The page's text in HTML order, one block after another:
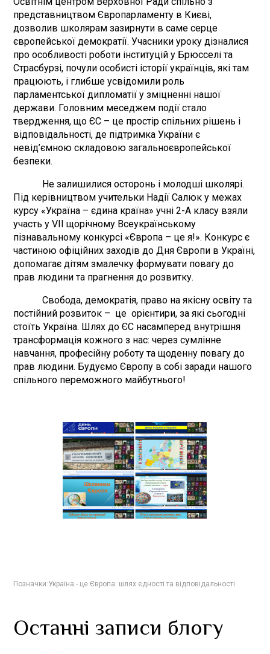
представництвом Європарламенту в Києві,
дозволив школярам зазирнути в саме серце
європейської демократії. Учасники уроку дізналися
про особливості роботи інституцій у Брюсселі та
Страсбурзі, почули особисті історії українців, які там
працюють, і глибше усвідомили роль
парламентської дипломатії у зміцненні нашої
держави. Головним меседжем події стало
твердження, що ЄС – це простір спільних рішень і
відповідальності, де підтримка України є
невід’ємною складовою загальноєвропейської
безпеки.
Не залишилися осторонь і молодші школярі.
Під керівництвом учительки Надії Салюк у межах
курсу «Україна – єдина країна» учні 2-А класу взяли
участь у VII щорічному Всеукраїнському
пізнавальному конкурсі «Європа – це я!». Конкурс є
частиною офіційних заходів до Дня Європи в Україні,
допомагає дітям змалечку формувати повагу до
прав людини та прагнення до розвитку.
Свобода, демократія, право на якісну освіту та
постійний розвиток – це орієнтири, за які сьогодні
стоїть Україна. Шлях до ЄС насамперед внутрішня
трансформація кожного з нас: через сумлінне
навчання, професійну роботу та щоденну повагу до
прав людини. Будуємо Європу в собі заради нашого
спільного переможного майбутнього!
Позначки:Україна - це Європа: шлях єдності та відповідальності
Останні записи блогу